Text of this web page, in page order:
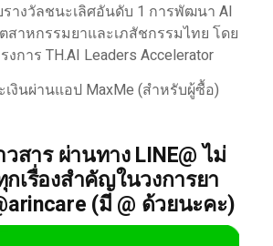
รางวัลชนะเลิศอันดับ 1 การพัฒนา AI
าหกรรมยาและเภสัชกรรมไทย โดย
งการ TH.AI Leaders Accelerator
งินผ่านแอป MaxMe (สำหรับผู้ซื้อ)
สาร ผ่านทาง LINE@ ไม่
เรื่องสำคัญในวงการยา
(มี @ ด้วยนะคะ)